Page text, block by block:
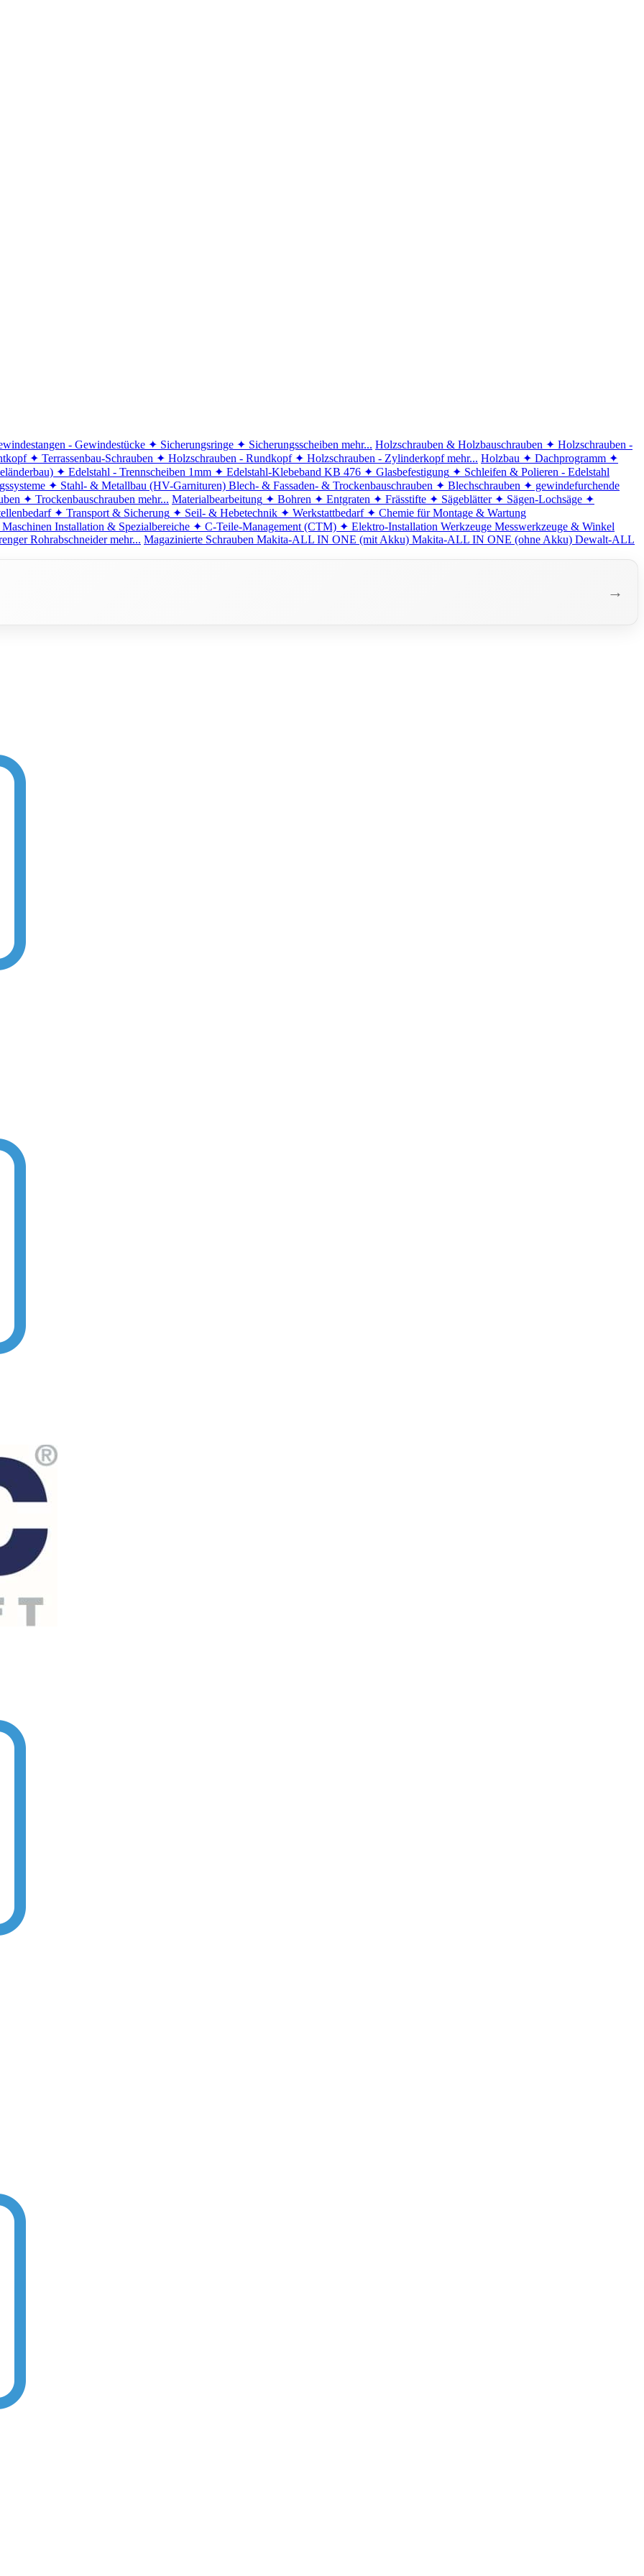
- Gewindestücke ✦ Sicherungsringe ✦ Sicherungsscheiben mehr... Holzschrauben & Holzbauschrauben ✦ Holzschrauben -
✦ Terrassenbau-Schrauben ✦ Holzschrauben - Rundkopf ✦ Holzschrauben - Zylinderkopf mehr... Holzbau ✦ Dachprogramm ✦
✦ Edelstahl - Trennscheiben 1mm ✦ Edelstahl-Klebeband KB 476 ✦ Glasbefestigung ✦ Schleifen & Polieren - Edelstahl
✦ Stahl- & Metallbau (HV-Garnituren) Blech- & Fassaden- & Trockenbauschrauben ✦ Blechschrauben ✦ gewindefurchende
✦ Trockenbauschrauben mehr... Materialbearbeitung ✦ Bohren ✦ Entgraten ✦ Frässtifte ✦ Sägeblätter ✦ Sägen-Lochsäge ✦
✦ Transport & Sicherung ✦ Seil- & Hebetechnik ✦ Werkstattbedarf ✦ Chemie für Montage & Wartung
Installation & Spezialbereiche ✦ C-Teile-Management (CTM) ✦ Elektro-Installation Werkzeuge Messwerkzeuge & Winkel
Rohrabschneider mehr... Magazinierte Schrauben Makita-ALL IN ONE (mit Akku) Makita-ALL IN ONE (ohne Akku) Dewalt-ALL
→